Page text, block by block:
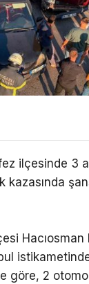
ilçesinde 3
kazasında
göre, 2